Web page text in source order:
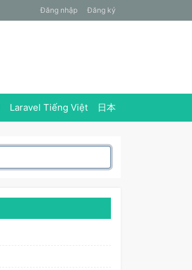
Đăng nhập Đăng ký
Laravel Tiếng Việt 日本